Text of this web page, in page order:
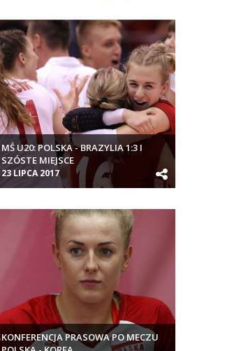
MŚ U20: POLSKA - BRAZYLIA 1:3 I
SZÓSTE MIEJSCE
23 LIPCA 2017
KONFERENCJA PRASOWA PO MECZU